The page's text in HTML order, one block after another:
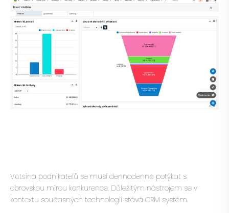
Většina podnikatelů se musí dennodenně potýkat s
obrovskou mírou konkurence. Důležitým nástrojem se v
kontextu současných technologií stává CRM systém.